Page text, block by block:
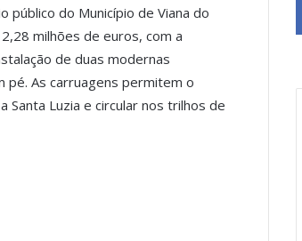
do Município de Viana do
milhões de euros, com a
de duas modernas
pé. As carruagens permitem o
Luzia e circular nos trilhos de